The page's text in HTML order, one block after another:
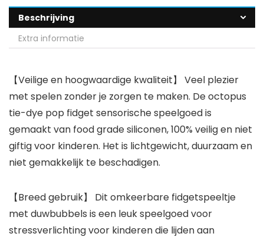
Beschrijving
Extra informatie
【Veilige en hoogwaardige kwaliteit】 Veel plezier
met spelen zonder je zorgen te maken. De octopus
tie-dye pop fidget sensorische speelgoed is
gemaakt van food grade siliconen, 100% veilig en niet
giftig voor kinderen. Het is lichtgewicht, duurzaam en
niet gemakkelijk te beschadigen.
【Breed gebruik】 Dit omkeerbare fidgetspeeltje
met duwbubbels is een leuk speelgoed voor
stressverlichting voor kinderen die lijden aan